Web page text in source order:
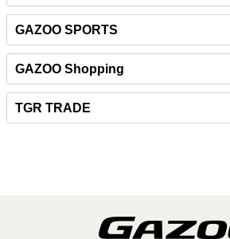
GAZOO SPORTS
GAZOO Shopping
TGR TRADE